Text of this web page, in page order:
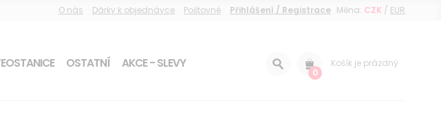
O nás Dárky k objednávce Poštovné Přihlášení / Registrace Měna: CZK / EUR
0
Košík je prázdný
OSTATNÍ
AKCE - SLEVY